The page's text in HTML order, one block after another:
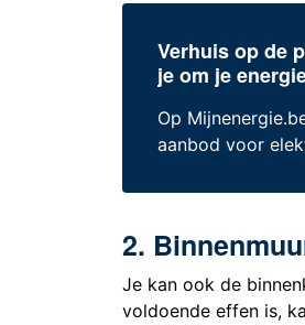
Verhuis op de
je om je
Op
aanbod voor
2.
Je kan ook de
voldoende effen is,